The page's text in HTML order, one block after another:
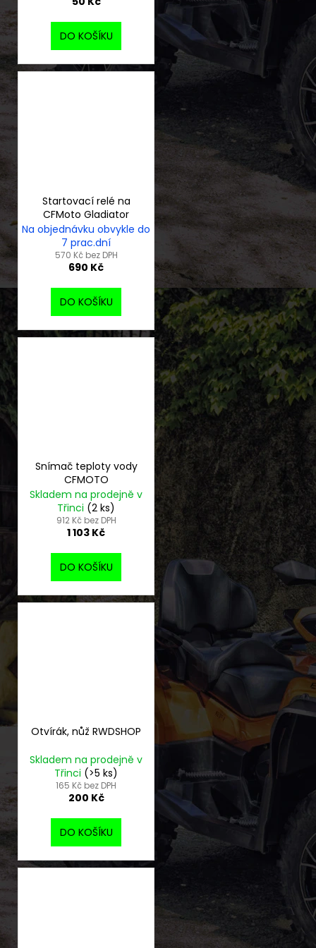
DO KOŠÍKU
Startovací relé na
CFMoto Gladiator
Na objednávku obvykle do
7 prac.dní
570 Kč bez DPH
690 Kč
DO KOŠÍKU
Snímač teploty vody
CFMOTO
Skladem na prodejně v
Třinci (2 ks)
912 Kč bez DPH
1 103 Kč
DO KOŠÍKU
Otvírák, nůž RWDSHOP
Skladem na prodejně v
Třinci (>5 ks)
165 Kč bez DPH
200 Kč
DO KOŠÍKU